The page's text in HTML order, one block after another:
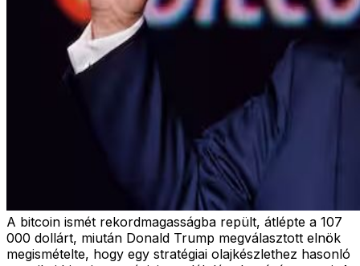
A bitcoin ismét rekordmagasságba repült, átlépte a 107
000 dollárt, miután Donald Trump megválasztott elnök
megismételte, hogy egy stratégiai olajkészlethez hasonló